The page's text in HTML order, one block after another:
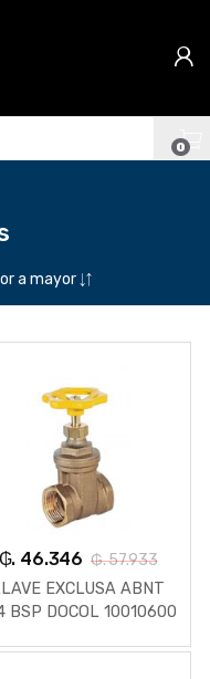
0
₲. 46.346 ₲. 57.933
EXCLUSA ABNT
BSP DOCOL 10010600